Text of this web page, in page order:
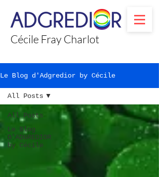
Cécile Fray Charlot
Le Blog d'Adgredior by Cécile
All Posts
Le Blog
D'ADGREDIOR
by Cécile
All Posts